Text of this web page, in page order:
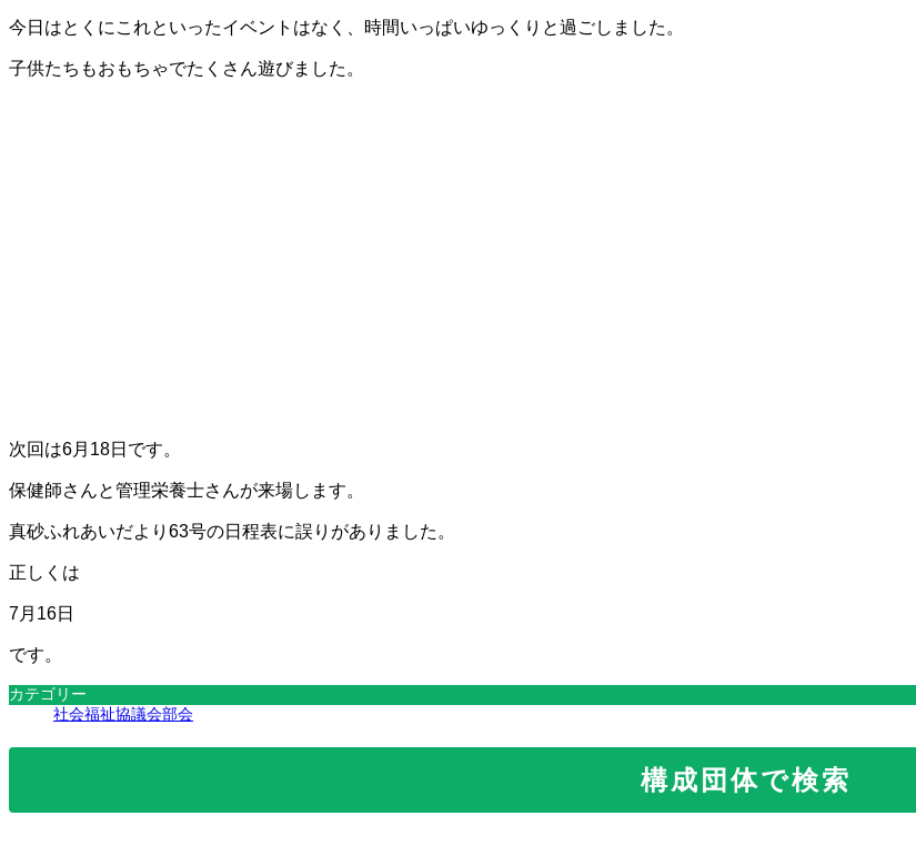
今日はとくにこれといったイベントはなく、時間いっぱいゆっくりと過ごしました。
子供たちもおもちゃでたくさん遊びました。
次回は6月18日です。
保健師さんと管理栄養士さんが来場します。
真砂ふれあいだより63号の日程表に誤りがありました。
正しくは
7月16日
です。
カテゴリー
社会福祉協議会部会
構成団体で検索